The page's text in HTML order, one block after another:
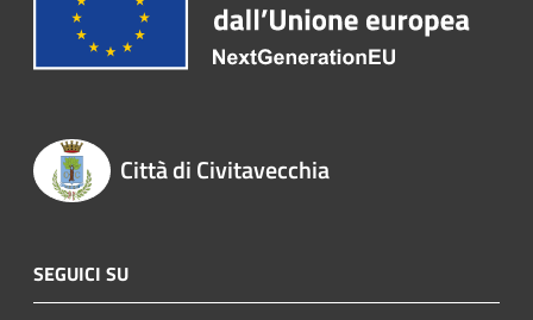
Città di Civitavecchia
SEGUICI SU